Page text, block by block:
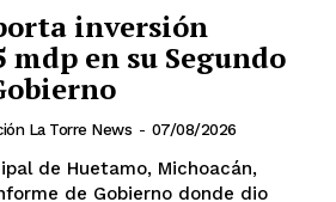
inversión
mdp en su Segundo
La Torre News - 07/08/2026
de Huetamo, Michoacán,
de Gobierno donde dio